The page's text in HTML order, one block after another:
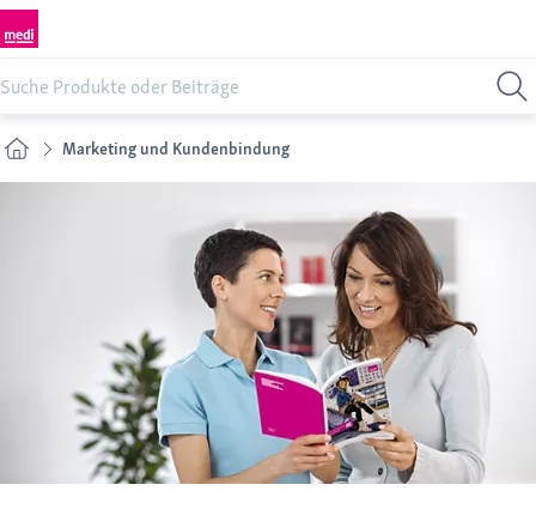
Marketing und Kundenbindung